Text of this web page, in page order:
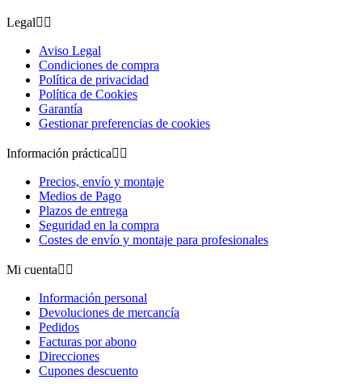
Legal 
Aviso Legal
Condiciones de compra
Política de privacidad
Política de Cookies
Garantía
Gestionar preferencias de cookies
Información práctica 
Precios, envío y montaje
Medios de Pago
Plazos de entrega
Seguridad en la compra
Costes de envío y montaje para profesionales
Mi cuenta 
Información personal
Devoluciones de mercancía
Pedidos
Facturas por abono
Direcciones
Cupones descuento